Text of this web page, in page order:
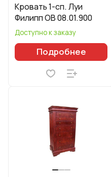
Кровать 1-сп. Луи
Филипп ОВ 08.01.900
Доступно к заказу
Подробнее